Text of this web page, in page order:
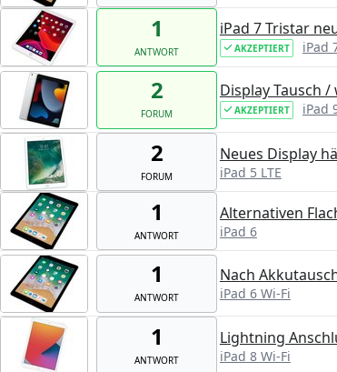
1
ANTWORT
iPad 7 Tristar
AKZEPTIERT iPad
2
FORUM
Display Tausch
AKZEPTIERT iPad
2
FORUM
Neues Display
iPad 5 LTE
1
ANTWORT
Alternativen
iPad 6
1
ANTWORT
Nach
iPad 6 Wi-Fi
1
ANTWORT
Lightning
iPad 8 Wi-Fi